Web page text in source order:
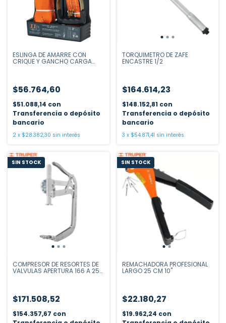
ESLINGA DE AMARRE CON
CRIQUE Y GANCHO CARGA
$56.764,60
$51.088,14 con
Transferencia o depósito
bancario
2 x $28.382,30 sin interés
TORQUIMETRO DE ZAFE
ENCASTRE 1/2
$164.614,23
$148.152,81 con
Transferencia o depósito
bancario
3 x $54.871,41 sin interés
SIN STOCK
COMPRESOR DE RESORTES DE
VALVULAS APERTURA 166 A 255
$171.508,52
$154.357,67 con
SIN STOCK
REMACHADORA PROFESIONAL
LARGO 25 CM 10"
$22.180,27
$19.962,24 con